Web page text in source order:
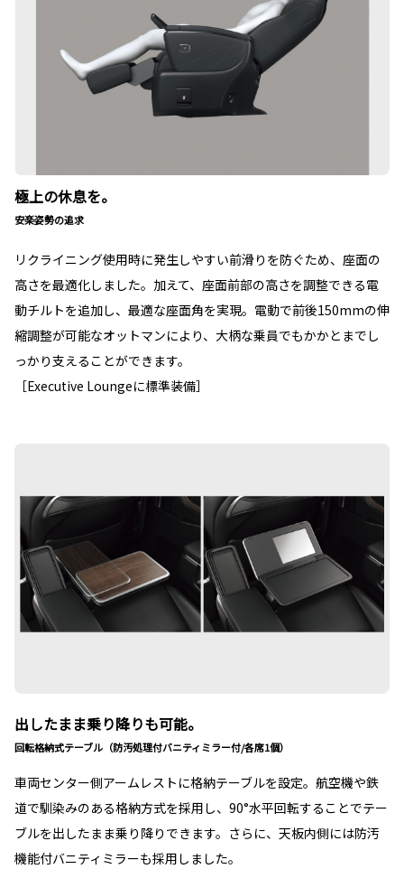
極上の休息を。
安楽姿勢の追求
リクライニング使用時に発生しやすい前滑りを防ぐため、座面の
高さを最適化しました。加えて、座面前部の高さを調整できる電
動チルトを追加し、最適な座面角を実現。電動で前後150mmの伸
縮調整が可能なオットマンにより、大柄な乗員でもかかとまでし
っかり支えることができます。
［Executive Loungeに標準装備］
出したまま乗り降りも可能。
回転格納式テーブル（防汚処理付バニティミラー付/各席1個）
車両センター側アームレストに格納テーブルを設定。航空機や鉄
道で馴染みのある格納方式を採用し、90°水平回転することでテー
ブルを出したまま乗り降りできます。さらに、天板内側には防汚
機能付バニティミラーも採用しました。